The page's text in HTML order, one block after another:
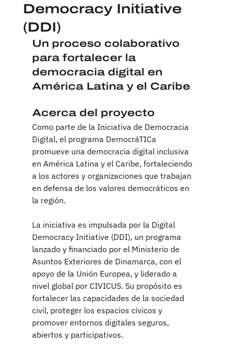
Democracy Initiative
(DDI)
Un proceso colaborativo
para fortalecer la
democracia digital en
América Latina y el Caribe
Acerca del proyecto
Como parte de la Iniciativa de Democracia
Digital, el programa DemocráTICa
promueve una democracia digital inclusiva
en América Latina y el Caribe, fortaleciendo
a los actores y organizaciones que trabajan
en defensa de los valores democráticos en
la región.
La iniciativa es impulsada por la Digital
Democracy Initiative (DDI), un programa
lanzado y financiado por el Ministerio de
Asuntos Exteriores de Dinamarca, con el
apoyo de la Unión Europea, y liderado a
nivel global por CIVICUS. Su propósito es
fortalecer las capacidades de la sociedad
civil, proteger los espacios cívicos y
promover entornos digitales seguros,
abiertos y participativos.